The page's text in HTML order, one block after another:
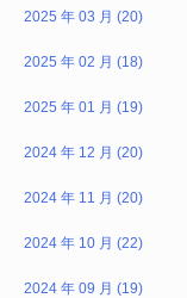
2025 年 03 月 (20)
2025 年 02 月 (18)
2025 年 01 月 (19)
2024 年 12 月 (20)
2024 年 11 月 (20)
2024 年 10 月 (22)
2024 年 09 月 (19)